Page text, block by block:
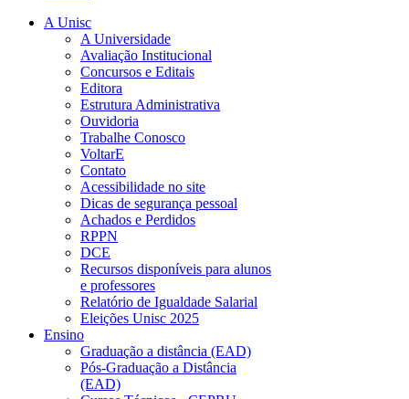
A Unisc
A Universidade
Avaliação Institucional
Concursos e Editais
Editora
Estrutura Administrativa
Ouvidoria
Trabalhe Conosco
VoltarE
Contato
Acessibilidade no site
Dicas de segurança pessoal
Achados e Perdidos
RPPN
DCE
Recursos disponíveis para alunos
e professores
Relatório de Igualdade Salarial
Eleições Unisc 2025
Ensino
Graduação a distância (EAD)
Pós-Graduação a Distância
(EAD)